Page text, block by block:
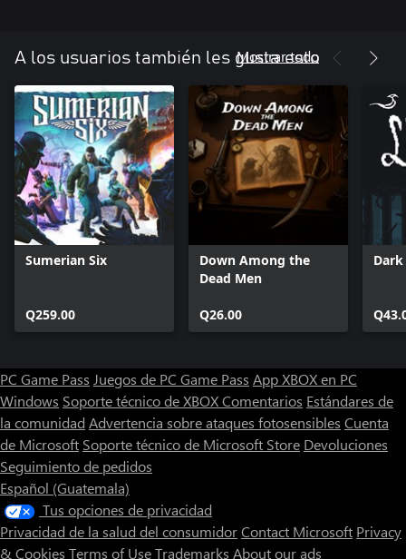
A los usuarios también les gusta esto
Mostrar todo
Sumerian Six
Q259.00
Down Among the
Dead Men
Q26.00
PC Game Pass Juegos de PC Game Pass App XBOX en PC
Windows Soporte técnico de XBOXComentarios Estándares de
la comunidad Advertencia sobre ataques fotosensibles Cuenta
de Microsoft Soporte técnico de Microsoft Store Devoluciones
Seguimiento de pedidos
Español (Guatemala)
Tus opciones de privacidad
Privacidad de la salud del consumidorContact Microsoft Privacy
& Cookies Terms of UseTrademarks About our ads